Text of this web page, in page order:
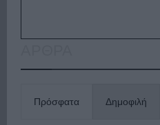
Πρόσφατα Δημοφιλή